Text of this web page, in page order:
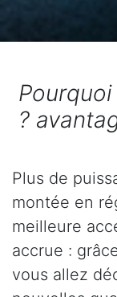
?
Plus de
montée en
meilleure
accrue :
vous allez